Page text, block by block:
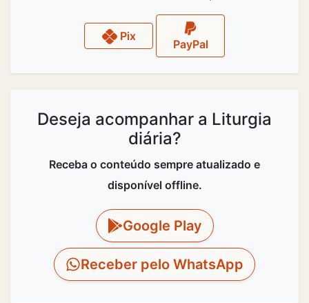
Pix
PayPal
Deseja acompanhar a Liturgia
diária?
Receba o conteúdo sempre atualizado e
disponível offline.
Google Play
Receber pelo WhatsApp